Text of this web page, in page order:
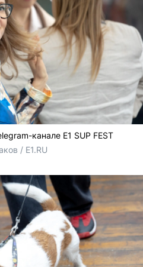
канале E1 SUP FEST
/ E1.RU